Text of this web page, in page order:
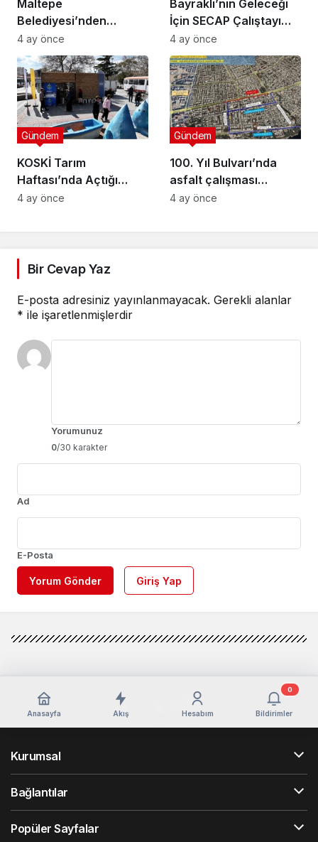
Maltepe
Belediyesi’nden
Muhtarlara Toplumsal
Cinsiyet Eşitliği
Semineri
4 ay önce
Bayraklı’nın Geleceği
İçin SECAP Çalıştayı
Düzenlendi
4 ay önce
KOSKİ Tarım
Haftası’nda Açtığı
Stantta Su Tasarrufu
Gündem
4 ay önce
100. Yıl Bulvarı’nda
asfalt çalışması
gerçekleştirilecek
Gündem
4 ay önce
Bir Cevap Yaz
E-posta adresiniz yayınlanmayacak. Gerekli alanlar
* ile işaretlenmişlerdir
Yorumunuz
0/30 karakter
Ad
E-Posta
Yorum Gönder Giriş Yap
Anasayfa Akış Hesabım Bildirimler
0
Kurumsal
Bağlantılar
Popüler Sayfalar